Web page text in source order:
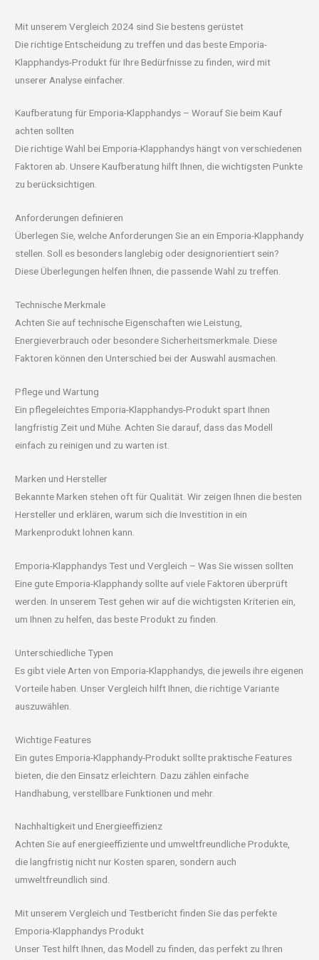
Mit unserem Vergleich 2024 sind Sie bestens gerüstet
Die richtige Entscheidung zu treffen und das beste Emporia-
Klapphandys-Produkt für Ihre Bedürfnisse zu finden, wird mit
unserer Analyse einfacher.
Kaufberatung für Emporia-Klapphandys – Worauf Sie beim Kauf
achten sollten
Die richtige Wahl bei Emporia-Klapphandys hängt von verschiedenen
Faktoren ab. Unsere Kaufberatung hilft Ihnen, die wichtigsten Punkte
zu berücksichtigen.
Anforderungen definieren
Überlegen Sie, welche Anforderungen Sie an ein Emporia-Klapphandy
stellen. Soll es besonders langlebig oder designorientiert sein?
Diese Überlegungen helfen Ihnen, die passende Wahl zu treffen.
Technische Merkmale
Achten Sie auf technische Eigenschaften wie Leistung,
Energieverbrauch oder besondere Sicherheitsmerkmale. Diese
Faktoren können den Unterschied bei der Auswahl ausmachen.
Pflege und Wartung
Ein pflegeleichtes Emporia-Klapphandys-Produkt spart Ihnen
langfristig Zeit und Mühe. Achten Sie darauf, dass das Modell
einfach zu reinigen und zu warten ist.
Marken und Hersteller
Bekannte Marken stehen oft für Qualität. Wir zeigen Ihnen die besten
Hersteller und erklären, warum sich die Investition in ein
Markenprodukt lohnen kann.
Emporia-Klapphandys Test und Vergleich – Was Sie wissen sollten
Eine gute Emporia-Klapphandy sollte auf viele Faktoren überprüft
werden. In unserem Test gehen wir auf die wichtigsten Kriterien ein,
um Ihnen zu helfen, das beste Produkt zu finden.
Unterschiedliche Typen
Es gibt viele Arten von Emporia-Klapphandys, die jeweils ihre eigenen
Vorteile haben. Unser Vergleich hilft Ihnen, die richtige Variante
auszuwählen.
Wichtige Features
Ein gutes Emporia-Klapphandy-Produkt sollte praktische Features
bieten, die den Einsatz erleichtern. Dazu zählen einfache
Handhabung, verstellbare Funktionen und mehr.
Nachhaltigkeit und Energieeffizienz
Achten Sie auf energieeffiziente und umweltfreundliche Produkte,
die langfristig nicht nur Kosten sparen, sondern auch
umweltfreundlich sind.
Mit unserem Vergleich und Testbericht finden Sie das perfekte
Emporia-Klapphandys Produkt
Unser Test hilft Ihnen, das Modell zu finden, das perfekt zu Ihren